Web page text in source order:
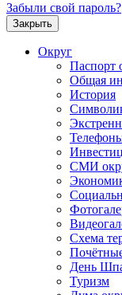
Забыли свой пароль?
Закрыть
Округ
Паспорт
Общая
История
СМИ
Схема
День
Туризм